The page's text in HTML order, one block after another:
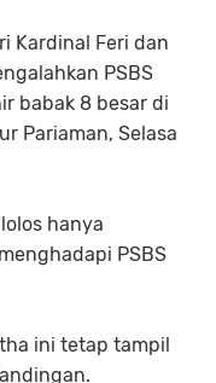
Kardinal Feri dan
PSBS
babak 8 besar di
Pariaman, Selasa
hanya
PSBS
ini tetap tampil